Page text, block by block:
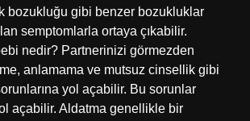
bozukluğu gibi benzer bozukluklar
semptomlarla ortaya çıkabilir.
nedir? Partnerinizi görmezden
anlamama ve mutsuz cinsellik gibi
yol açabilir. Bu sorunlar
açabilir. Aldatma genellikle bir